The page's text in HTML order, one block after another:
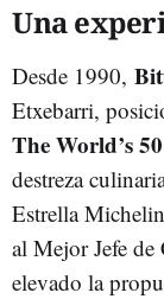
Una
Desde 1990,
Etxebarri,
The World’s
destreza
Estrella
al Mejor Jefe
elevado la